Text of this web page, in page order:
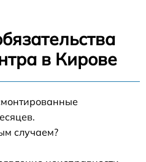
в Кирове
случаем?